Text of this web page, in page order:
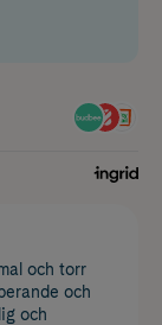
och torr
och
och